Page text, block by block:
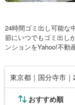
24時間ゴミ出し可能な
節にいつでもゴミ出し
ンションをYahoo!不動
東京都｜国分寺市
おすすめ順